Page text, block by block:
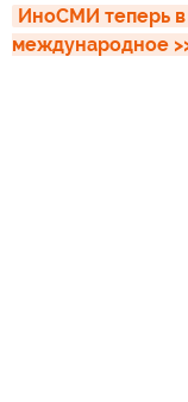
ИноСМИ теперь в
международное